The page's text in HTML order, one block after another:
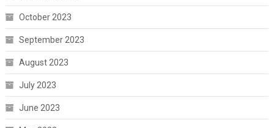
October 2023
September 2023
August 2023
July 2023
June 2023